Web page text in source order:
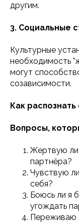
другим.
3. Социальные
Культурные
необходимость
могут
созависимости.
Как
Вопросы,
Жертвую ли
партнёра?
Чувствую
себя?
Боюсь ли я
угождать
Переживаю